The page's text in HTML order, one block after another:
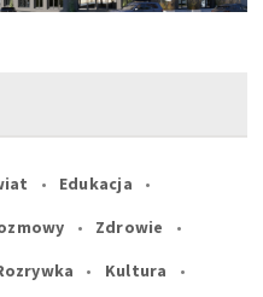
Edukacja
Zdrowie
Kultura